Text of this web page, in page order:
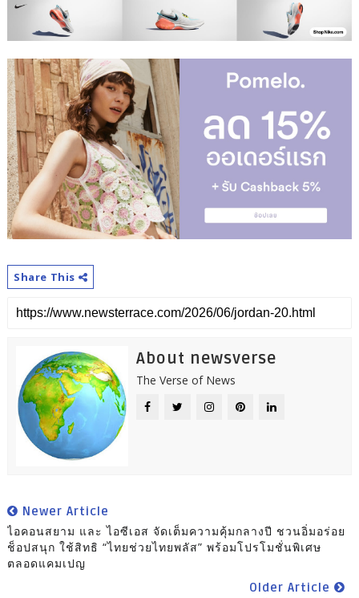
Share This
About newsverse
The Verse of News
Newer Article
ไอคอนสยาม และ ไอซีเอส จัดเต็มความคุ้มกลางปี ชวนอิ่มอร่อย
ช็อปสนุก ใช้สิทธิ “ไทยช่วยไทยพลัส” พร้อมโปรโมชั่นพิเศษ
ตลอดแคมเปญ
Older Article